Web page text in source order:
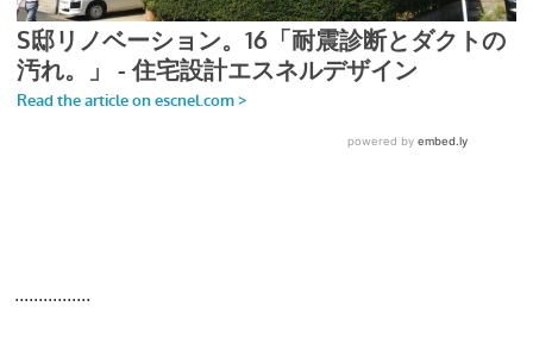
................